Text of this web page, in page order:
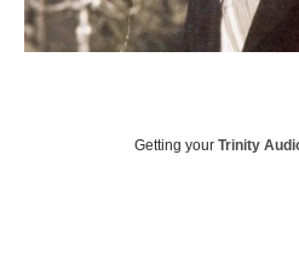
Getting your Trinity